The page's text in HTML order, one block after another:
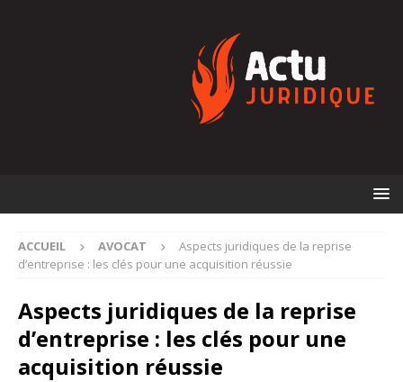
ACCUEIL AVOCAT
Aspects juridiques de la reprise
d’entreprise : les clés pour une acquisition réussie
Aspects juridiques de la reprise
d’entreprise : les clés pour une
acquisition réussie